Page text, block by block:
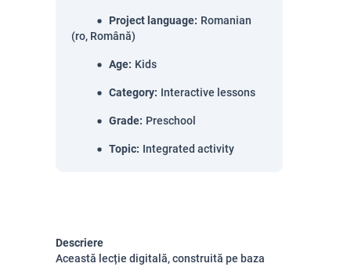
Project language: Romanian
(ro, Română)
Age: Kids
Category: Interactive lessons
Grade: Preschool
Topic: Integrated activity
Descriere
Această lecție digitală, construită pe baza